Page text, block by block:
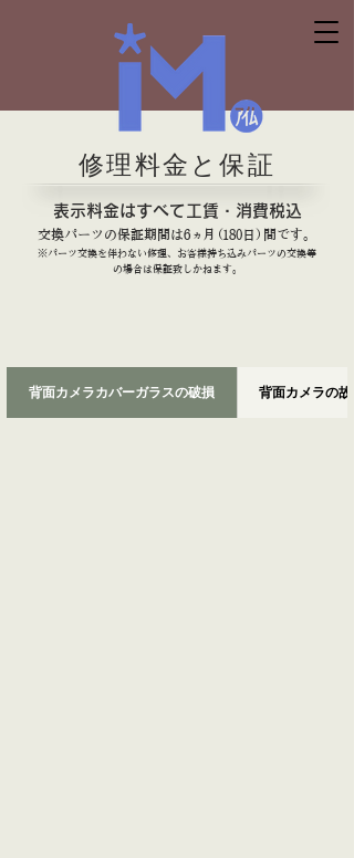
修理料金と保証
表示料金はすべて工賃・消費税込
交換パーツの保証期間は6ヵ 月（180日 ） 間です。
※パーツ交換を伴わない修理、お客様持ち込みパーツの交換等
の場合は保証致しかねます。
背面カメラカバーガラスの破損 背面カメラの故